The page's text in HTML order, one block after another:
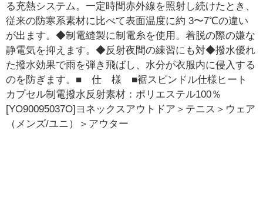
る充熱システム。一定時間赤外線を照射し続けたとき、
従来の防寒系素材に比べて表面温度に約 3〜7℃の違い
が出ます。◆制電縫製に制電糸を使用。着脱の際の嫌な
静電気を抑えます。◆反射夜間の練習にも対◆撥水優れ
た撥水効果で雨を弾き飛ばし、水分が衣服内に侵入する
のを防ぎます。■ 仕 様 ■裾スピンドル仕様ヒート
カプセル制電撥水反射素材：ポリエステル100％
[YO90095037O]ヨネックスアウトドア＞テニス＞ウェア
（メンズ/ユニ）＞アウター